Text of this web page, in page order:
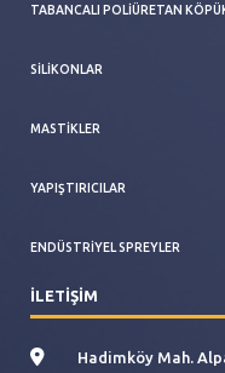
TABANCALI POLIÜRETAN
SILIKONLAR
MASTIKLER
YAPIŞTIRICILAR
ENDÜSTRIYEL SPREYLER
İLETİŞİM
Hadimköy Mah.